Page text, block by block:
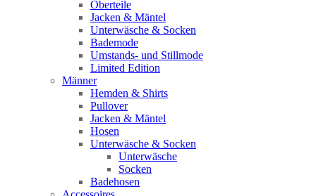
Oberteile
Jacken & Mäntel
Unterwäsche & Socken
Bademode
Umstands- und Stillmode
Limited Edition
Männer
Hemden & Shirts
Pullover
Jacken & Mäntel
Hosen
Unterwäsche & Socken
Unterwäsche
Socken
Badehosen